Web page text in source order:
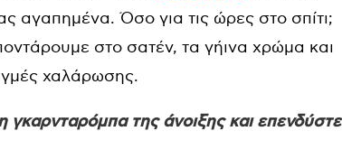
αγαπημένα. Όσο για τις ώρες στο σπίτι;
στο σατέν, τα γήινα χρώμα και
χαλάρωσης.
της άνοιξης και επενδύστε